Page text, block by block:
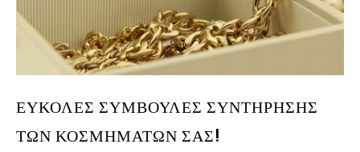
ΕΎΚΟΛΕΣ ΣΥΜΒΟΥΛΈΣ ΣΥΝΤΉΡΗΣΗΣ
ΤΩΝ ΚΟΣΜΗΜΆΤΩΝ ΣΑΣ!